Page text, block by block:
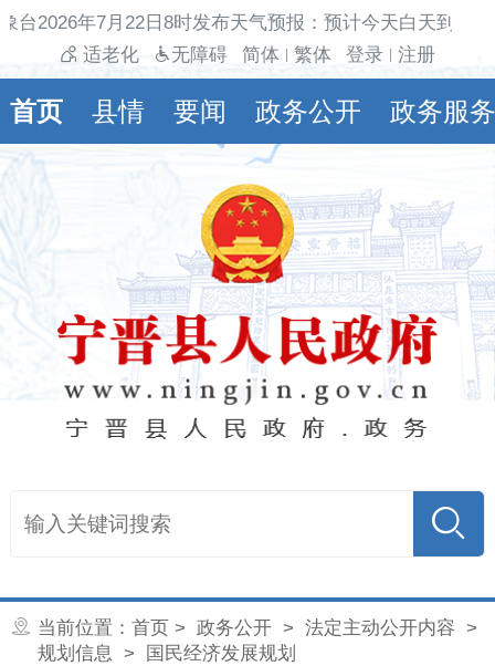
台2026年7月22日8时发布天气预报：预计今天白天到夜
适老化
无障碍 简体 繁体 登录 注册
首页 县情 要闻 政务公开 政务服务
当前位置： 首页 > 政务公开> 法定主动公开内容 >
规划信息 > 国民经济发展规划